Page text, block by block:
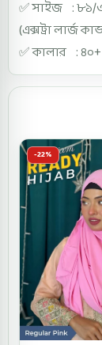
✅ সাইজ : ৮১/
(এক্সট্রা লার্জ
✅ কালার :
-22%